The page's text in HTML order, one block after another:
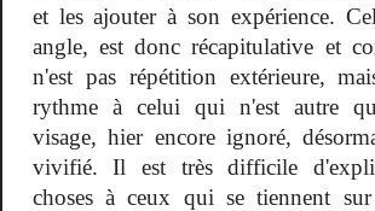
et les ajouter à son expérience.
angle, est donc récapitulative et
n'est pas répétition extérieure,
rythme à celui qui n'est autre
visage, hier encore ignoré,
vivifié. Il est très difficile
choses à ceux qui se tiennent